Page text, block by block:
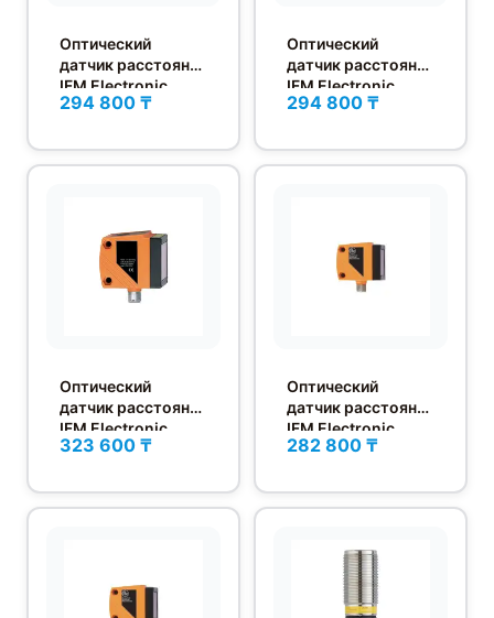
Оптический
датчик расстояния
IFM Electronic
O1D101
294 800 ₸
Оптический
датчик расстояния
IFM Electronic
O1D155
294 800 ₸
Оптический
датчик расстояния
IFM Electronic
O1D106
323 600 ₸
Оптический
датчик расстояния
IFM Electronic
O1D102
282 800 ₸